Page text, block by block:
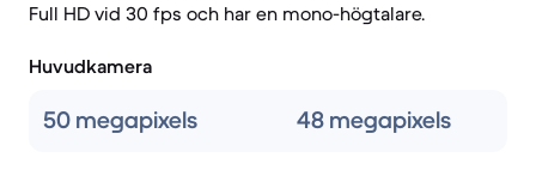
Full HD vid 30 fps och har en mono-högtalare.
Huvudkamera
50 megapixels 48 megapixels